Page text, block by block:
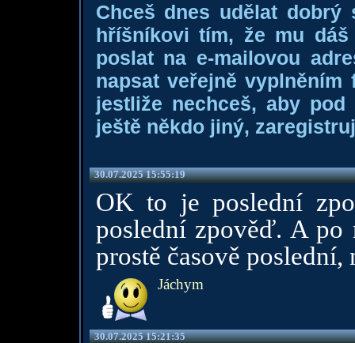
Chceš dnes udělat dobrý
hříšníkovi tím, že mu
poslat na e-mailovou
napsat veřejně
jestliže nechceš, aby
ještě někdo jiný,
30.07.2025 15:55:19
OK to je poslední
poslední zpověď. A po
prostě časově
Jáchym
30.07.2025 15:21:35